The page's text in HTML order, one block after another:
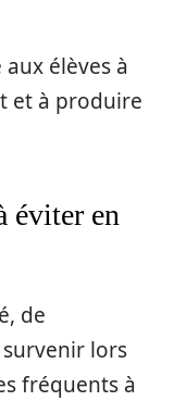
élèves à
et à produire
éviter en
de
lors
fréquents à